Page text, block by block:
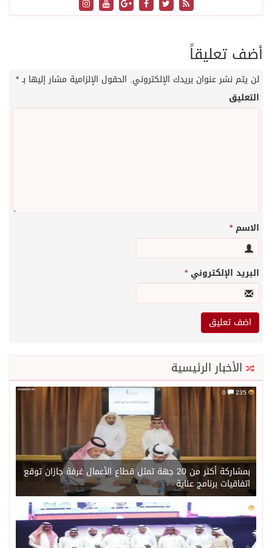
أضف تعليقاً
لن يتم نشر عنوان بريدك الإلكتروني. الحقول الإلزامية مشار إليها بـ*
التعليق
الاسم*
البريد الإلكتروني*
الأخبار الرئيسية
235
بمشاركة أكثر من 20 جهة تمثل قطاع الأعمال غرفة جازان توقع
اتفاقيات برنامج عناية
218